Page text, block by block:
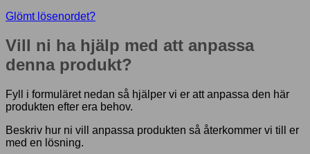
Glömt lösenordet?
Vill ni ha hjälp med att anpassa
denna produkt?
Fyll i formuläret nedan så hjälper vi er att anpassa den här
produkten efter era behov.
Beskriv hur ni vill anpassa produkten så återkommer vi till er
med en lösning.